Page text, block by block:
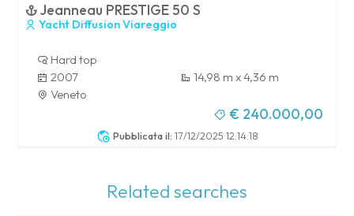
Pubblicata il: 17/12/2025 12:14:18
Jeanneau PRESTIGE 50 S
Yacht Diffusion Viareggio
Hard top
2007
14,98 m x 4,36 m
Veneto
€ 240.000,00
Related searches